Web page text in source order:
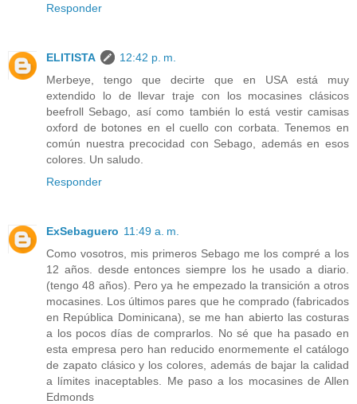
Responder
ELITISTA
12:42 p. m.
Merbeye, tengo que decirte que en USA está muy
extendido lo de llevar traje con los mocasines clásicos
beefroll Sebago, así como también lo está vestir camisas
oxford de botones en el cuello con corbata. Tenemos en
común nuestra precocidad con Sebago, además en esos
colores. Un saludo.
Responder
ExSebaguero 11:49 a. m.
Como vosotros, mis primeros Sebago me los compré a los
12 años. desde entonces siempre los he usado a diario.
(tengo 48 años). Pero ya he empezado la transición a otros
mocasines. Los últimos pares que he comprado (fabricados
en República Dominicana), se me han abierto las costuras
a los pocos días de comprarlos. No sé que ha pasado en
esta empresa pero han reducido enormemente el catálogo
de zapato clásico y los colores, además de bajar la calidad
a límites inaceptables. Me paso a los mocasines de Allen
Edmonds